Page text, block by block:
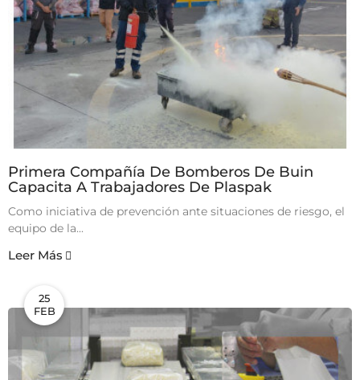
Primera Compañía De Bomberos De Buin
Capacita A Trabajadores De Plaspak
Como iniciativa de prevención ante situaciones de riesgo, el
equipo de la...
Leer Más
25
FEB